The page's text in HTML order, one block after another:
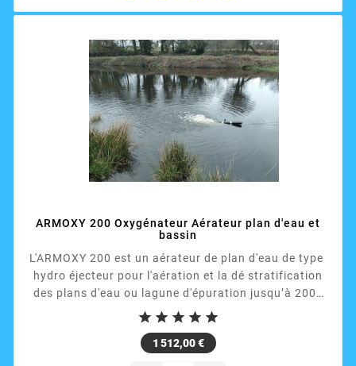
ARMOXY 200 Oxygénateur Aérateur plan d'eau et
bassin
L'ARMOXY 200 est un aérateur de plan d'eau de type
hydro éjecteur pour l'aération et la dé stratification
des plans d'eau ou lagune d'épuration jusqu’à 2000
m². Il suffit de le fixer à l'aide de câble ou cordelette
réaliser un courant circulaire. Économique, la
    
1 512,00 € Prix